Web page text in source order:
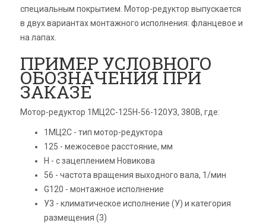
специальным покрытием. Мотор-редуктор выпускается
в двух вариантах монтажного исполнения: фланцевое и
на лапах.
ПРИМЕР УСЛОВНОГО
ОБОЗНАЧЕНИЯ ПРИ
ЗАКАЗЕ
Мотор-редуктор 1МЦ2С-125Н-56-120УЗ, 380В, где:
1МЦ2С - тип мотор-редуктора
125 - межосевое расстояние, мм
Н - с зацеплением Новикова
56 - частота вращения выходного вала, 1/мин
G120 - монтажное исполнение
У3 - климатическое исполнение (У) и категория
размещения (3)